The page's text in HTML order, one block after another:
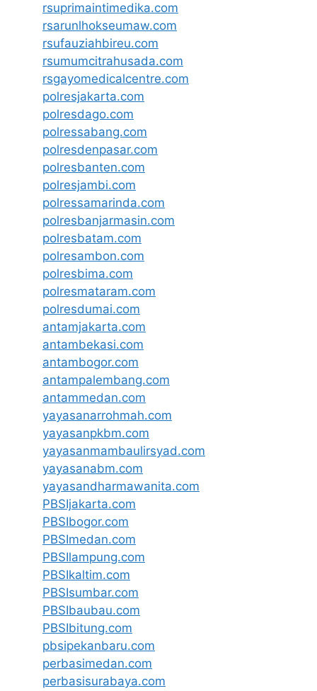
rsuprimaintimedika.com
rsarunlhokseumaw.com
rsufauziahbireu.com
rsumumcitrahusada.com
rsgayomedicalcentre.com
polresjakarta.com
polresdago.com
polressabang.com
polresdenpasar.com
polresbanten.com
polresjambi.com
polressamarinda.com
polresbanjarmasin.com
polresbatam.com
polresambon.com
polresbima.com
polresmataram.com
polresdumai.com
antamjakarta.com
antambekasi.com
antambogor.com
antampalembang.com
antammedan.com
yayasanarrohmah.com
yayasanpkbm.com
yayasanmambaulirsyad.com
yayasanabm.com
yayasandharmawanita.com
PBSIjakarta.com
PBSIbogor.com
PBSImedan.com
PBSIlampung.com
PBSIkaltim.com
PBSIsumbar.com
PBSIbaubau.com
PBSIbitung.com
pbsipekanbaru.com
perbasimedan.com
perbasisurabaya.com